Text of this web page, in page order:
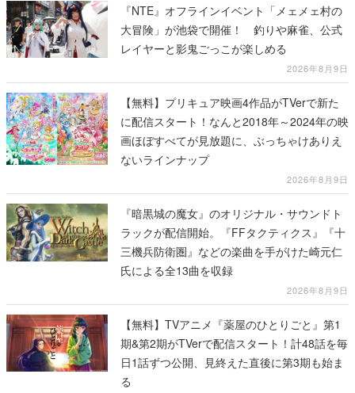
『NTE』オフラインイベント「メェメェ村の
大冒険」が池袋で開催！ 釣りや麻雀、公式
レイヤーと影鬼ごっこが楽しめる
2026年8月9日
【無料】プリキュア映画4作品がTVerで新た
に配信スタート！なんと2018年～2024年の映
画ほぼすべてが見放題に、ぶっちゃけありえ
ないラインナップ
2026年8月9日
『暗黒城の魔女』のオリジナル・サウンドト
ラックが配信開始。『FFタクティクス』『十
三機兵防衛圏』などの楽曲を手がけた崎元仁
氏による全13曲を収録
2026年8月9日
【無料】TVアニメ『薬屋のひとりごと』第1
期&第2期がTVerで配信スタート！計48話を毎
日1話ずつ公開、見終えた直後に第3期も始ま
る